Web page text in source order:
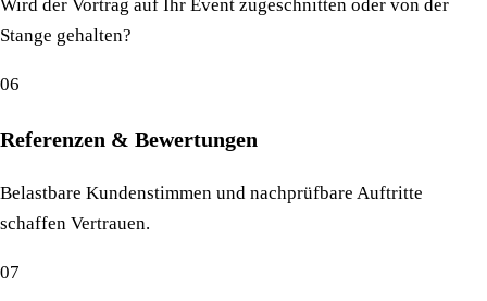
Wird der Vortrag auf Ihr Event zugeschnitten oder von der
Stange gehalten?
06
Referenzen & Bewertungen
Belastbare Kundenstimmen und nachprüfbare Auftritte
schaffen Vertrauen.
07